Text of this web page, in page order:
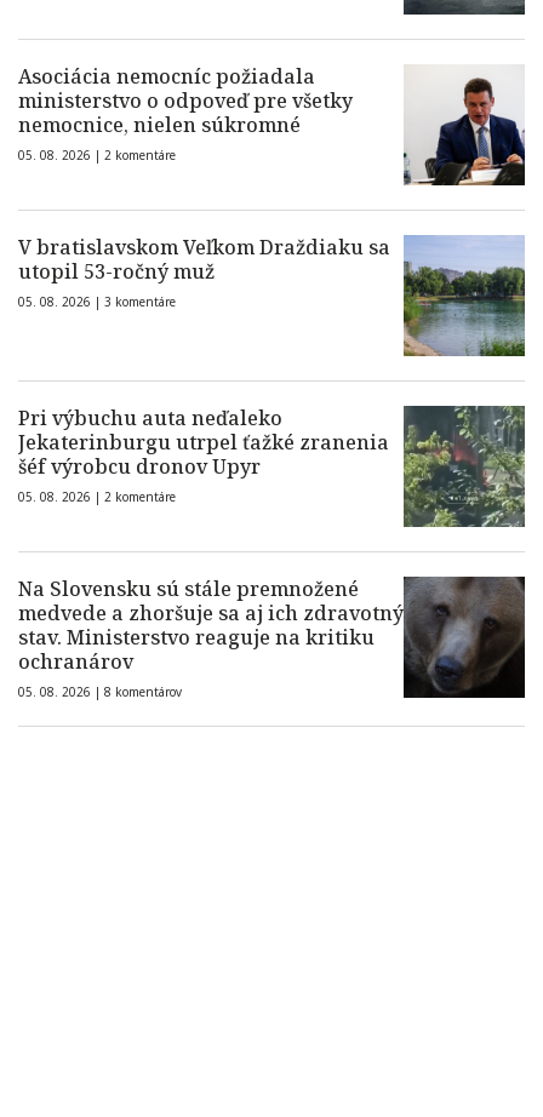
Asociácia nemocníc požiadala
ministerstvo o odpoveď pre všetky
nemocnice, nielen súkromné
05. 08. 2026 | 2 komentáre
V bratislavskom Veľkom Draždiaku sa
utopil 53-ročný muž
05. 08. 2026 | 3 komentáre
Pri výbuchu auta neďaleko
Jekaterinburgu utrpel ťažké zranenia
šéf výrobcu dronov Upyr
05. 08. 2026 | 2 komentáre
Na Slovensku sú stále premnožené
medvede a zhoršuje sa aj ich zdravotný
stav. Ministerstvo reaguje na kritiku
ochranárov
05. 08. 2026 | 8 komentárov